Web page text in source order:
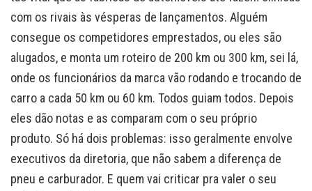
com os rivais às vésperas de lançamentos. Alguém
consegue os competidores emprestados, ou eles são
alugados, e monta um roteiro de 200 km ou 300 km, sei lá,
onde os funcionários da marca vão rodando e trocando de
carro a cada 50 km ou 60 km. Todos guiam todos. Depois
eles dão notas e as comparam com o seu próprio
produto. Só há dois problemas: isso geralmente envolve
executivos da diretoria, que não sabem a diferença de
pneu e carburador. E quem vai criticar pra valer o seu